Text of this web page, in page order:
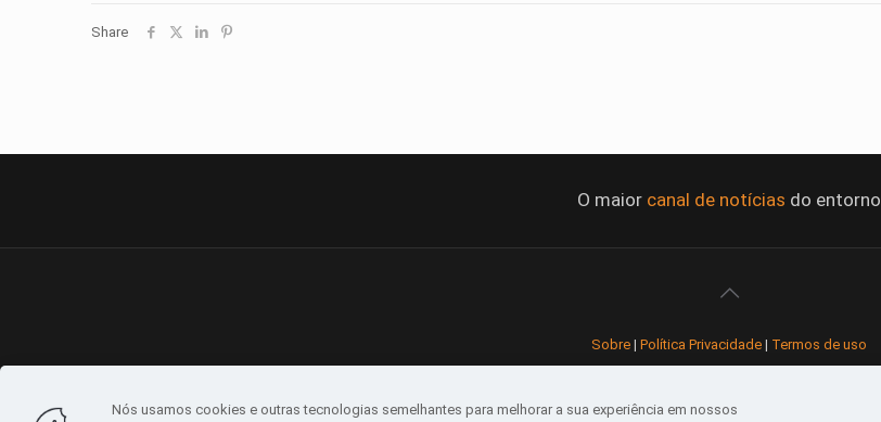
Share
O maior canal de notícias do entorno
Sobre | Política Privacidade | Termos de uso
Nós usamos cookies e outras tecnologias semelhantes para melhorar a sua experiência em nossos